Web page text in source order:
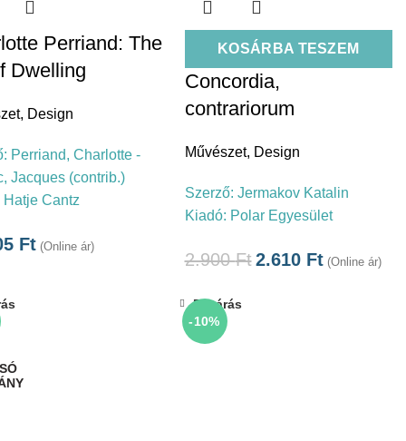
Perriand: The
Dwelling
, Design
Perriand, Charlotte -
Jacques (contrib.)
Hatje Cantz
Ft (Online ár)
KOSÁRBA TESZEM
Concordia,
contrariorum
Művészet, Design
Szerző: Jermakov Katalin
Kiadó: Polar Egyesület
2.900Ft 2.610 Ft (Online ár)
-10%
Bezárás